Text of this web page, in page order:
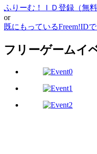
ふりーむ！ＩＤ登録（無料
or
既にもっているFreem!ID
フリーゲームイ